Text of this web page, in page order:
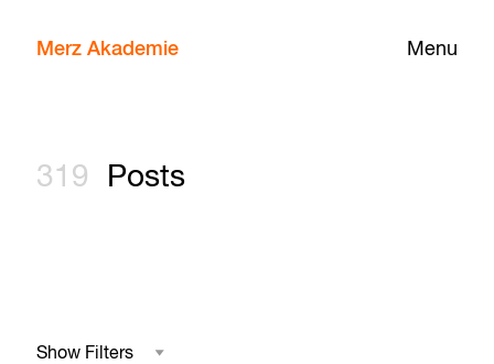
Menu
Merz Akademie
319 Posts
Show Filters